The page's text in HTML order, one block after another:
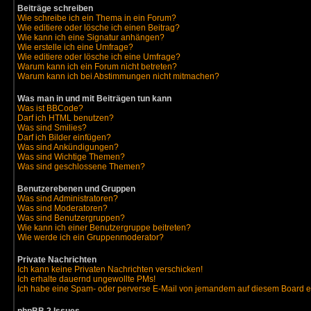
Beiträge schreiben
Wie schreibe ich ein Thema in ein Forum?
Wie editiere oder lösche ich einen Beitrag?
Wie kann ich eine Signatur anhängen?
Wie erstelle ich eine Umfrage?
Wie editiere oder lösche ich eine Umfrage?
Warum kann ich ein Forum nicht betreten?
Warum kann ich bei Abstimmungen nicht mitmachen?
Was man in und mit Beiträgen tun kann
Was ist BBCode?
Darf ich HTML benutzen?
Was sind Smilies?
Darf ich Bilder einfügen?
Was sind Ankündigungen?
Was sind Wichtige Themen?
Was sind geschlossene Themen?
Benutzerebenen und Gruppen
Was sind Administratoren?
Was sind Moderatoren?
Was sind Benutzergruppen?
Wie kann ich einer Benutzergruppe beitreten?
Wie werde ich ein Gruppenmoderator?
Private Nachrichten
Ich kann keine Privaten Nachrichten verschicken!
Ich erhalte dauernd ungewollte PMs!
Ich habe eine Spam- oder perverse E-Mail von jemandem auf diesem Board